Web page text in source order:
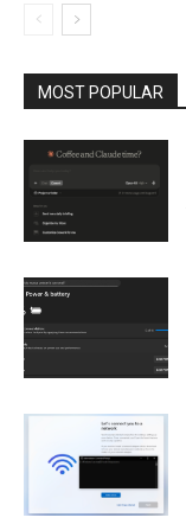
MOST POPULAR